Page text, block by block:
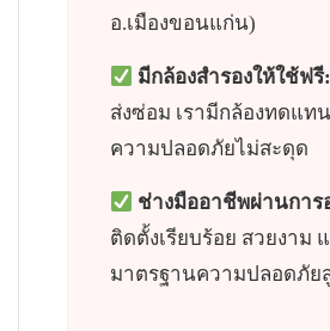
อ.เมืองขอนแก่น)
มีกล้องสำรองให้ใช้ฟรี:
ส่งซ่อม เรามีกล้องทดแท
ความปลอดภัยไม่สะดุด
ช่างมืออาชีพผ่านการ
ติดตั้งเรียบร้อย สวยงาม
มาตรฐานความปลอดภัย